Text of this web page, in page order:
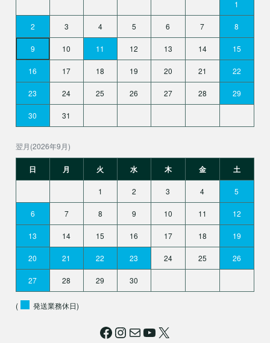
1
2 3 4 5 6 7 8
9 10 11 12 13 14 15
16 17 18 19 20 21 22
23 24 25 26 27 28 29
30 31
翌月(2026年9月)
日 月 火 水 木 金 土
1 2 3 4 5
6 7 8 9 10 11 12
13 14 15 16 17 18 19
20 21 22 23 24 25 26
27 28 29 30
( 発送業務休日)
Facebook Instagram メールYouTube X